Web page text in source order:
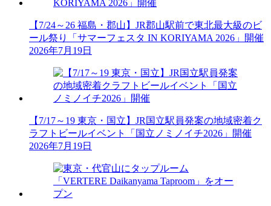
【7/24～26 福島・郡山】JR郡山駅前で東北最大級のビ
ール祭り「サマーフェスタ IN KORIYAMA 2026」開催
2026年7月19日
【7/17～19 東京・国立】JR国立駅員発案の地域密着ク
ラフトビールイベント「国立ノミノイチ2026」開催
2026年7月19日